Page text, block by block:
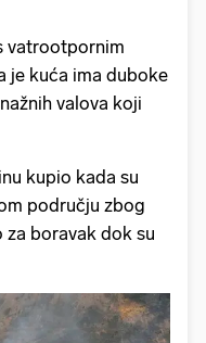
vatrootpornim
je kuća ima duboke
valova koji
kupio kada su
području zbog
boravak dok su